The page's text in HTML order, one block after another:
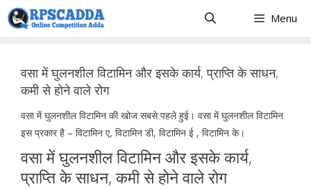
Skip
to
Menu
वसा में घुलनशील विटामिन और इसके कार्य, प्राप्ति के साधन,
कमी से होने वाले रोग
वसा में घुलनशील विटामिन की खोज सबसे पहले हुई। वसा में घुलनशील विटामिन
इस प्रकार है – विटामिन ए, विटामिन डी, विटामिन ई , विटामिन के।
वसा में घुलनशील विटामिन और इसके कार्य,
प्राप्ति के साधन, कमी से होने वाले रोग